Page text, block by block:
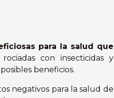
para la salud que
con insecticidas y
beneficios.
negativos para la salud de